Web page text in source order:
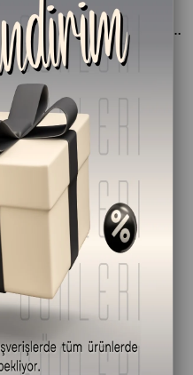
SEPETE EKLE
Minia Bahçe Bitki ve Sanat Atölyesi
50 SPF Güneş Koruyucu Yüz Kremi - 50 ml | %100 Doğal Filtreli
₺599,90
₺689,90